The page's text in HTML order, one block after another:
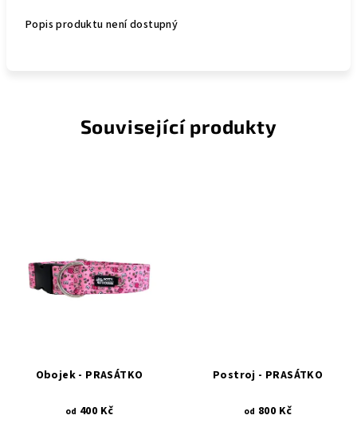
Popis produktu není dostupný
Související produkty
Obojek - PRASÁTKO
od 400 Kč
Postroj - PRASÁTKO
od 800 Kč